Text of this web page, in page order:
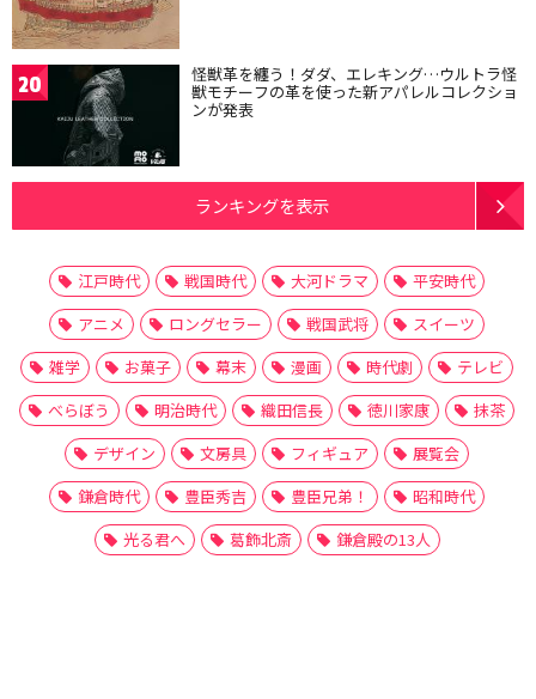
20 怪獣革を纏う！ダダ、エレキング…ウルトラ怪
獣モチーフの革を使った新アパレルコレクショ
ンが発表
ランキングを表示
江戸時代 戦国時代 大河ドラマ
平安時代
アニメ
ロングセラー 戦国武将
スイーツ
雑学
お菓子 幕末 漫画 時代劇
テレビ
べらぼう
明治時代 織田信長 徳川家康
抹茶
デザイン
文房具 フィギュア
展覧会
鎌倉時代
豊臣秀吉 豊臣兄弟！
昭和時代
光る君へ
葛飾北斎 鎌倉殿の13人